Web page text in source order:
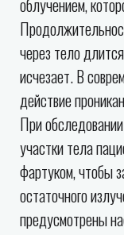
облучением,
через тело
исчезает. В
действие
При
участки тела
фартуком, чтобы
остаточного
предусмотрены